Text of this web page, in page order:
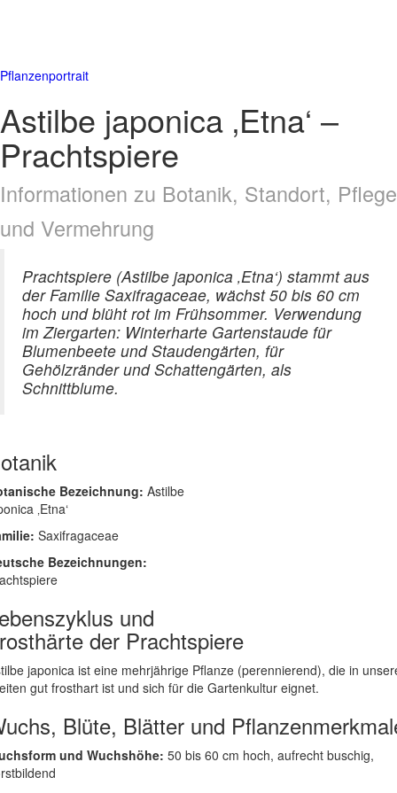
Pflanzenportrait
Astilbe japonica ‚Etna‘ –
Prachtspiere
Informationen zu Botanik, Standort, Pflege
und Vermehrung
Prachtspiere (Astilbe japonica ‚Etna‘) stammt aus
der Familie Saxifragaceae, wächst 50 bis 60 cm
hoch und blüht rot im Frühsommer. Verwendung
im Ziergarten: Winterharte Gartenstaude für
Blumenbeete und Staudengärten, für
Gehölzränder und Schattengärten, als
Schnittblume.
Bezeichnung: Astilbe
‚Etna‘
Saxifragaceae
Bezeichnungen:
und
der Prachtspiere
japonica ist eine mehrjährige Pflanze (perennierend), die in
gut frosthart ist und sich für die Gartenkultur eignet.
Blüte, Blätter und
und Wuchshöhe: 50 bis 60 cm hoch, aufrecht buschig,